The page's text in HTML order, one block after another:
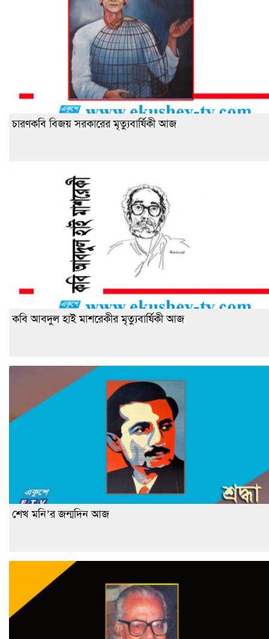
চারণকবি বিজয় সরকারের মৃত্যুবার্ষিকী আজ
কবি আবদুল হাই মাশরেকীর মৃত্যুবার্ষিকী আজ
শেখ মনি’র জন্মদিন আজ